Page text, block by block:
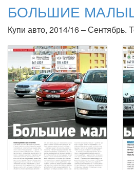
БОЛЬШИЕ
Купи авто, 2014/16 – Сентябрь.